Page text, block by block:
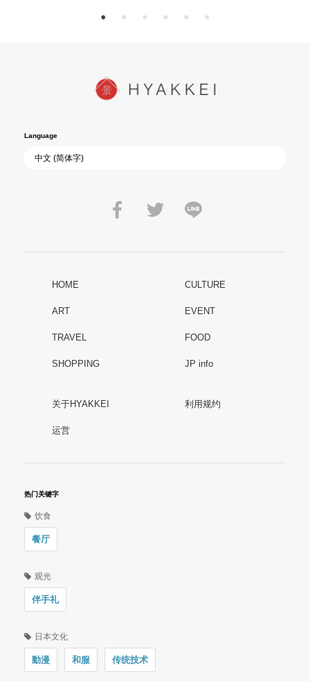
Language
HOME CULTURE
ART EVENT
TRAVEL FOOD
SHOPPING JP info
关于HYAKKEI 利用规约
运営
热门关键字
饮食
餐厅
观光
伴手礼
日本文化
動漫 和服 传统技术